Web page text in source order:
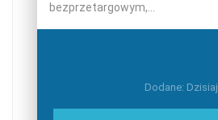
bezprzetargowym,...
Dodane: Dzisiaj